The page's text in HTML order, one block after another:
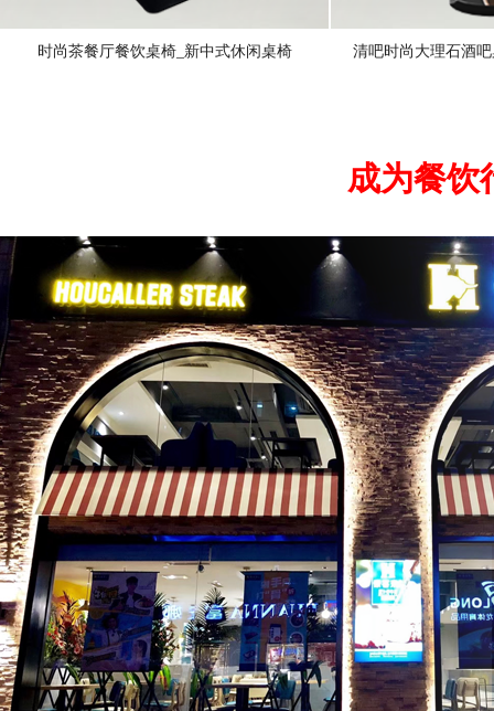
时尚茶餐厅餐饮桌椅_新中式休闲桌椅 清吧时尚大理石酒
成为餐饮